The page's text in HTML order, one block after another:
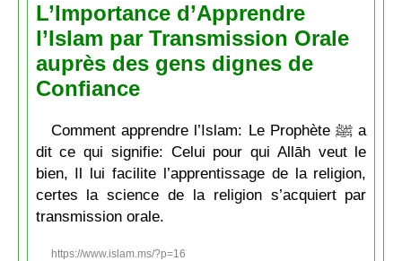
L’Importance d’Apprendre
l’Islam par Transmission Orale
auprès des gens dignes de
Confiance
Comment apprendre l’Islam: Le Prophète ﷺ a
dit ce qui signifie: Celui pour qui Allāh veut le
bien, Il lui facilite l’apprentissage de la religion,
certes la science de la religion s’acquiert par
transmission orale.
https://www.islam.ms/?p=16